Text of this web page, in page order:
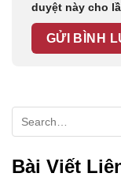
duyệt này cho
Bài Viết